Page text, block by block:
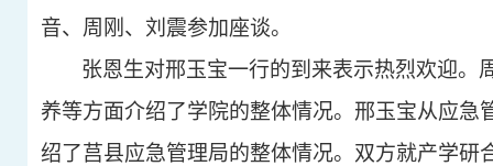
音、周刚、刘震参加座谈。
张恩生对邢玉宝一行的到来表示热烈欢迎。
养等方面介绍了学院的整体情况。邢玉宝从应
绍了莒县应急管理局的整体情况。双方就产学